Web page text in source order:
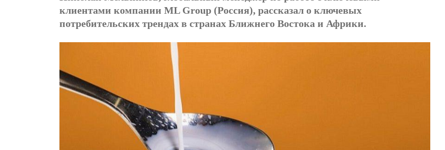
клиентами компании ML Group (Россия), рассказал о ключевых
потребительских трендах в странах Ближнего Востока и Африки.